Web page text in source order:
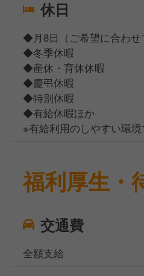
休日
◆月8日（ご希望に合わせ
◆冬季休暇
◆産休・育休休暇
◆慶弔休暇
◆特別休暇
◆有給休暇ほか
※有給利用のしやすい環境
福利厚生・
交通費
全額支給